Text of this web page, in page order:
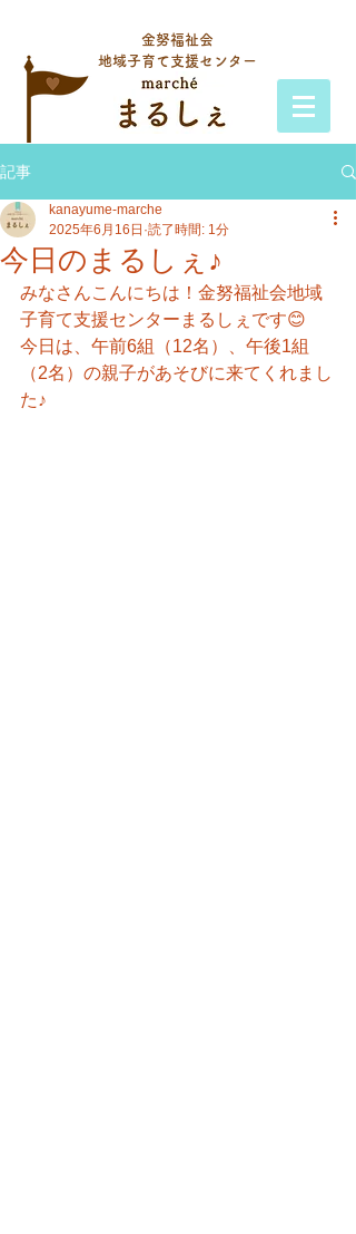
金努福祉会
地域子育て支援センター
記事
今日のまるしぇ♪
kanayume-marche
2025年6月16日 読了時間: 1分
みなさんこんにちは！金努福祉会地域
子育て支援センターまるしぇです😊
今日は、午前6組（12名）、午後1組
（2名）の親子があそびに来てくれまし
た♪